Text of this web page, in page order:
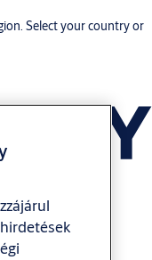
Select your country or